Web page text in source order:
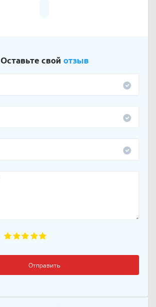
Оставьте свой отзыв
Отправить